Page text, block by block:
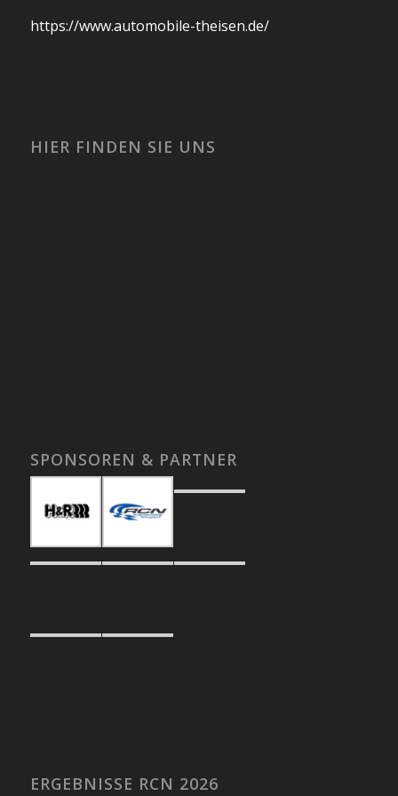
https://www.automobile-theisen.de/
HIER FINDEN SIE UNS
SPONSOREN & PARTNER
ERGEBNISSE RCN 2026